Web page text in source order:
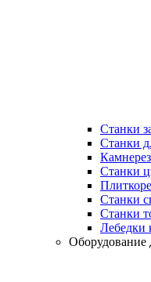
Станки
Станки
Станки
Станки
Станки
Лебедки
Оборудование